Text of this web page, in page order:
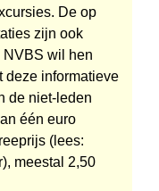
De op
zijn ook
wil hen
deze informatieve
de niet-leden
één euro
(lees:
meestal 2,50